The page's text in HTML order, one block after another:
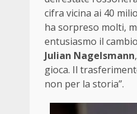
cifra vicina ai 40
ha sorpreso molti,
entusiasmo il
Julian Nagelsmann
gioca. Il
non per la storia”.